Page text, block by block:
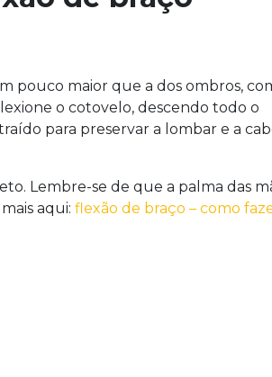
pouco maior que a dos ombros,
o cotovelo, descendo todo o
para preservar a lombar e a
Lembre-se de que a palma das
aqui: flexão de braço – como